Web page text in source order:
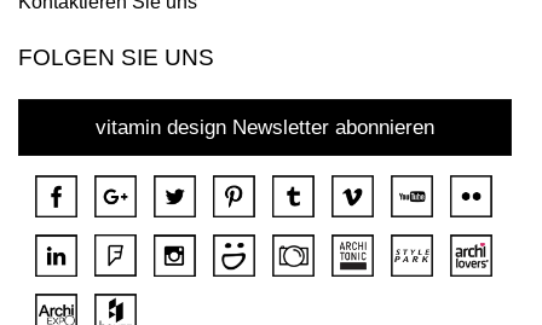
FOLGEN SIE UNS
vitamin design Newsletter abonnieren